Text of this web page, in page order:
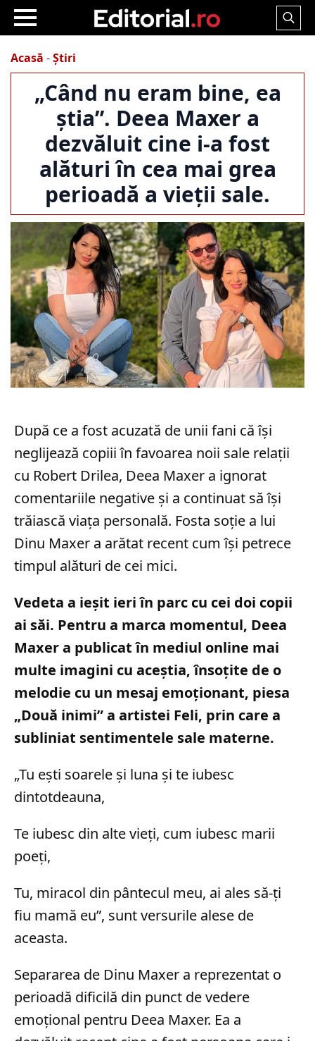
Search
Acasă -Știri
„Când nu eram bine, ea
știa”. Deea Maxer a
dezvăluit cine i-a fost
alături în cea mai grea
perioadă a vieții sale.
După ce a fost acuzată de unii fani că își
neglijează copiii în favoarea noii sale relații
cu Robert Drilea, Deea Maxer a ignorat
comentariile negative și a continuat să își
trăiască viața personală. Fosta soție a lui
Dinu Maxer a arătat recent cum își petrece
timpul alături de cei mici.
Vedeta a ieșit ieri în parc cu cei doi copii
ai săi. Pentru a marca momentul, Deea
Maxer a publicat în mediul online mai
multe imagini cu aceștia, însoțite de o
melodie cu un mesaj emoționant, piesa
„Două inimi” a artistei Feli, prin care a
subliniat sentimentele sale materne.
„Tu ești soarele și luna și te iubesc
dintotdeauna,
Te iubesc din alte vieți, cum iubesc marii
poeți,
Tu, miracol din pântecul meu, ai ales să-ți
fiu mamă eu”, sunt versurile alese de
aceasta.
Separarea de Dinu Maxer a reprezentat o
perioadă dificilă din punct de vedere
emoțional pentru Deea Maxer. Ea a